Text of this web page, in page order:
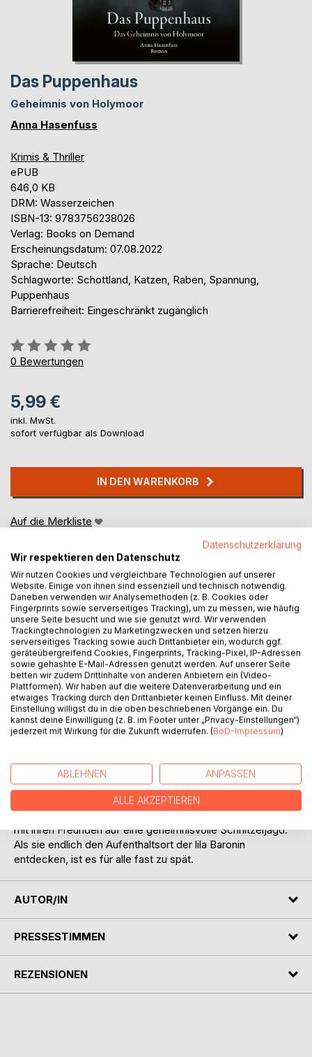
Das Puppenhaus
Geheimnis von Holymoor
Anna Hasenfuss
Krimis & Thriller
ePUB
646,0 KB
DRM: Wasserzeichen
ISBN-13: 9783756238026
Verlag: Books on Demand
Erscheinungsdatum: 07.08.2022
Sprache: Deutsch
Schlagworte: Schottland, Katzen, Raben, Spannung,
Puppenhaus
Barrierefreiheit: Eingeschränkt zugänglich
Bewertung::
0%
0 Bewertungen
5,99 €
inkl. MwSt.
sofort verfügbar als Download
IN DEN WARENKORB
Auf die Merkliste
BESCHREIBUNG
Ein Brief, der nach vielen Jahren die richtige Empfängerin
erreicht, eine Erbschaft im schottischen Hochmoor, fest
verbunden mit der jahrhundertealten Legende der Hexen
von Holymoor und ein Puppenhaus, welches kein Spielzeug
In dem Haus von Louise Hutchinson häufen sich rätselhafte
Ereignisse. Sie selbst liegt seit vielen Jahren auf dem
Friedhof und bekommt davon leider nichts mehr mit. Rose
wird das Lebenswerk ihrer Großmutter vollenden und geht
mit ihren Freunden auf eine geheimnisvolle Schnitzeljagd.
Als sie endlich den Aufenthaltsort der lila Baronin
entdecken, ist es für alle fast zu spät.
AUTOR/IN
PRESSESTIMMEN
REZENSIONEN
Datenschutzerklärung
Wir respektieren den Datenschutz
Wir nutzen Cookies und vergleichbare Technologien auf unserer
Website. Einige von ihnen sind essenziell und technisch notwendig.
Daneben verwenden wir Analysemethoden (z. B. Cookies oder
Fingerprints sowie serverseitiges Tracking), um zu messen, wie häufig
unsere Seite besucht und wie sie genutzt wird. Wir verwenden
Trackingtechnologien zu Marketingzwecken und setzen hierzu
serverseitiges Tracking sowie auch Drittanbieter ein, wodurch ggf.
geräteübergreifend Cookies, Fingerprints, Tracking-Pixel, IP-Adressen
sowie gehashte E-Mail-Adressen genutzt werden. Auf unserer Seite
betten wir zudem Drittinhalte von anderen Anbietern ein (Video-
Plattformen). Wir haben auf die weitere Datenverarbeitung und ein
etwaiges Tracking durch den Drittanbieter keinen Einfluss. Mit deiner
Einstellung willigst du in die oben beschriebenen Vorgänge ein. Du
kannst deine Einwilligung (z. B. im Footer unter „Privacy-Einstellungen“)
jederzeit mit Wirkung für die Zukunft widerrufen. (BoD-Impressum)
ABLEHNEN ANPASSEN
ALLE AKZEPTIEREN